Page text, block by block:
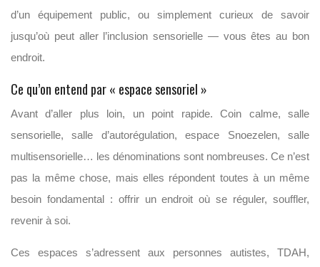
d’un équipement public, ou simplement curieux de savoir
jusqu’où peut aller l’inclusion sensorielle — vous êtes au bon
endroit.
Ce qu’on entend par « espace sensoriel »
Avant d’aller plus loin, un point rapide. Coin calme, salle
sensorielle, salle d’autorégulation, espace Snoezelen, salle
multisensorielle… les dénominations sont nombreuses. Ce n’est
pas la même chose, mais elles répondent toutes à un même
besoin fondamental : offrir un endroit où se réguler, souffler,
revenir à soi.
Ces espaces s’adressent aux personnes autistes, TDAH,